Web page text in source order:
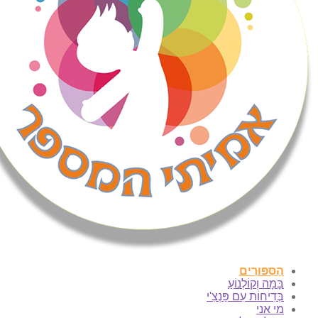
הַסִּפּוּרִים
בָּמָה וְקוֹלְנוֹעַ
בְּדִיחוֹת עִם פַּנְצִ'י
מי אני